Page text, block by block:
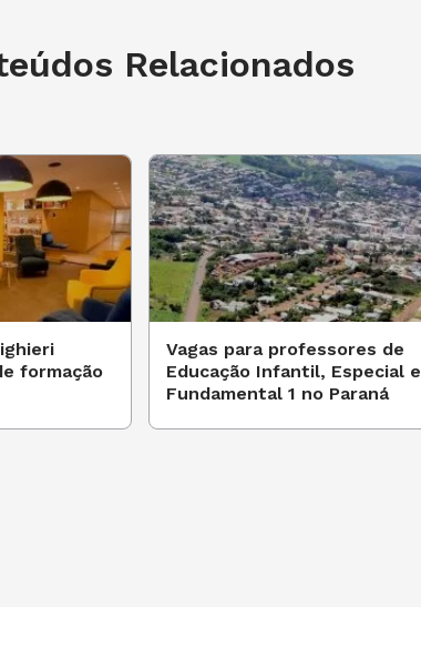
Relacionados
formação
Vagas para professores de
Educação Infantil, Especial e
Fundamental 1 no Paraná